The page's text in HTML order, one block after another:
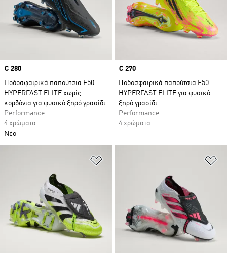
Price
€ 280
Ποδοσφαιρικά παπούτσια F50
HYPERFAST ELITE χωρίς
κορδόνια για φυσικό ξηρό γρασίδι
Performance
4 χρώματα
Νέο
Price
€ 270
Ποδοσφαιρικά παπούτσια F50
HYPERFAST ELITE για φυσικό
ξηρό γρασίδι
Performance
4 χρώματα
Προσθήκη στη Λίστα Επιθυμιών